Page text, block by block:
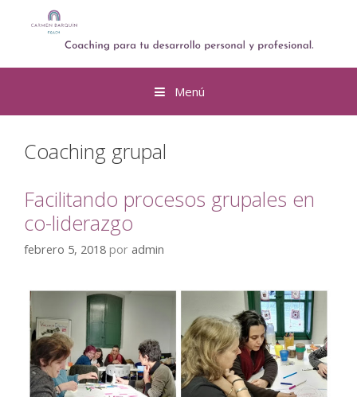
Menú
Coaching grupal
Facilitando procesos grupales en
co-liderazgo
febrero 5, 2018 por admin